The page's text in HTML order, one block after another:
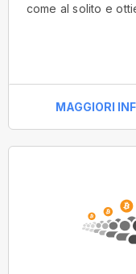
come al solito e
MAGGIORI